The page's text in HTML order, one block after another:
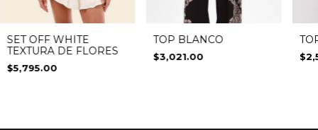
SET OFF WHITE
TEXTURA DE FLORES
$5,795.00
TOP BLANCO
$3,021.00